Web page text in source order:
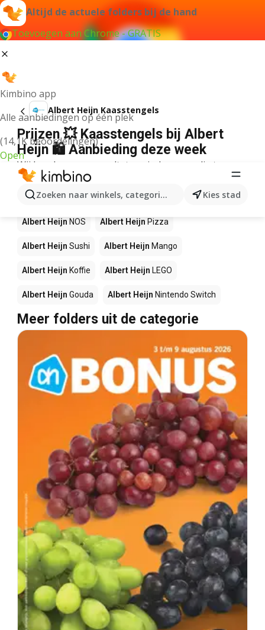
Altijd de actuele folders bij de hand
Toevoegen aan Chrome - GRATIS
Kimbino app
Alle aanbiedingen op één plek
(14,1K beoordelingen)
Open
Zoeken naar winkels, categorieën, producten...
Kies stad
Albert Heijn Kaasstengels
Prijzen 💥 Kaasstengels bij Albert
Heijn 🛍️ Aanbieding deze week
Wij konden geen resultaten vinden voor die term.
Andere producten in winkels Albert
Heijn
Albert Heijn NOS Albert Heijn Pizza
Albert Heijn Sushi Albert Heijn Mango
Albert Heijn Koffie Albert Heijn LEGO
Albert Heijn Gouda Albert Heijn Nintendo Switch
Meer folders uit de categorie